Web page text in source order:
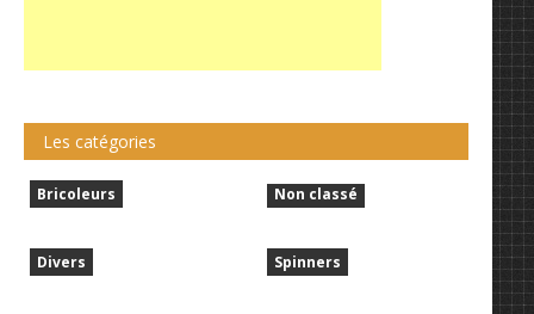
Les catégories
Bricoleurs
Divers
Non classé
Spinners